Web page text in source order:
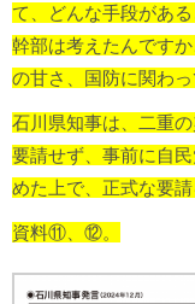
て、どんな手段があ
幹部は考えたんです
の甘さ、国防に関わ
石川県知事は、二重
要請せず、事前に自
めた上で、正式な要請
資料⑪、⑫。